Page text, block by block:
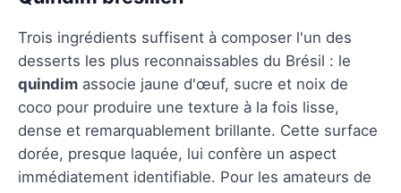
Trois ingrédients suffisent à composer l'un des
desserts les plus reconnaissables du Brésil : le
quindim associe jaune d'œuf, sucre et noix de
coco pour produire une texture à la fois lisse,
dense et remarquablement brillante. Cette surface
dorée, presque laquée, lui confère un aspect
immédiatement identifiable. Pour les amateurs de